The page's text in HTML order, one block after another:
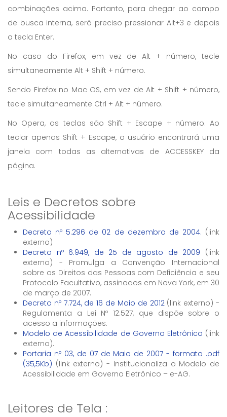
combinações acima. Portanto, para chegar ao campo
de busca interna, será preciso pressionar Alt+3 e depois
a tecla Enter.
No caso do Firefox, em vez de Alt + número, tecle
simultaneamente Alt + Shift + número.
Sendo Firefox no Mac OS, em vez de Alt + Shift + número,
tecle simultaneamente Ctrl + Alt + número.
No Opera, as teclas são Shift + Escape + número. Ao
teclar apenas Shift + Escape, o usuário encontrará uma
janela com todas as alternativas de ACCESSKEY da
página.
Leis e Decretos sobre
Acessibilidade
Decreto nº 5.296 de 02 de dezembro de 2004. (link
externo)
Decreto nº 6.949, de 25 de agosto de 2009 (link
externo) - Promulga a Convenção Internacional
sobre os Direitos das Pessoas com Deficiência e seu
Protocolo Facultativo, assinados em Nova York, em 30
de março de 2007.
Decreto nº 7.724, de 16 de Maio de 2012(link externo) -
Regulamenta a Lei Nº 12.527, que dispõe sobre o
acesso a informações.
Modelo de Acessibilidade de Governo Eletrônico (link
externo).
Portaria nº 03, de 07 de Maio de 2007 - formato .pdf
(35,5Kb) (link externo) - Institucionaliza o Modelo de
Acessibilidade em Governo Eletrônico – e-AG.
Leitores de Tela :